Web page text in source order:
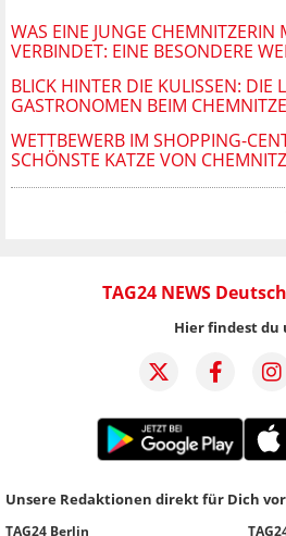
WAS EINE JUNGE CHEMNITZERIN
VERBINDET: EINE BESONDERE
BLICK HINTER DIE KULISSEN: DIE
GASTRONOMEN BEIM
WETTBEWERB IM SHOPPING-
SCHÖNSTE KATZE VON
TAG24 NEWS
Hier findest du
Unsere Redaktionen direkt für Dich
TAG24 Berlin